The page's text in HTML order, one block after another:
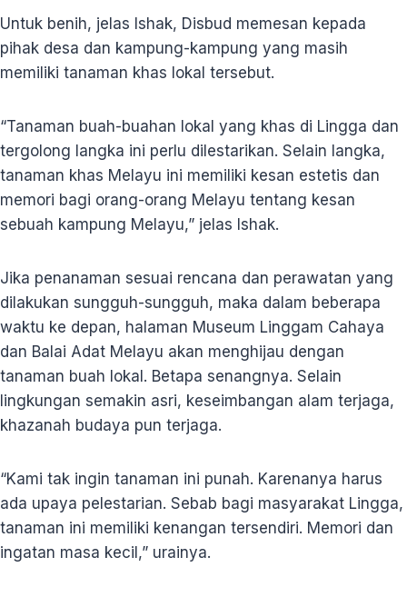
Untuk benih, jelas Ishak, Disbud memesan kepada
pihak desa dan kampung-kampung yang masih
memiliki tanaman khas lokal tersebut.
“Tanaman buah-buahan lokal yang khas di Lingga dan
tergolong langka ini perlu dilestarikan. Selain langka,
tanaman khas Melayu ini memiliki kesan estetis dan
memori bagi orang-orang Melayu tentang kesan
sebuah kampung Melayu,” jelas Ishak.
Jika penanaman sesuai rencana dan perawatan yang
dilakukan sungguh-sungguh, maka dalam beberapa
waktu ke depan, halaman Museum Linggam Cahaya
dan Balai Adat Melayu akan menghijau dengan
tanaman buah lokal. Betapa senangnya. Selain
lingkungan semakin asri, keseimbangan alam terjaga,
khazanah budaya pun terjaga.
“Kami tak ingin tanaman ini punah. Karenanya harus
ada upaya pelestarian. Sebab bagi masyarakat Lingga,
tanaman ini memiliki kenangan tersendiri. Memori dan
ingatan masa kecil,” urainya.